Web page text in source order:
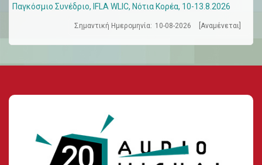
Παγκόσμιο Συνέδριο, IFLA WLIC, Νότια Κορέα, 10-13.8.2026
Σημαντική Ημερομηνία: 10-08-2026 [Αναμένεται]